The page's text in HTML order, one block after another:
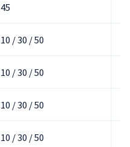
45
10 / 30 / 50
10 / 30 / 50
10 / 30 / 50
10 / 30 / 50